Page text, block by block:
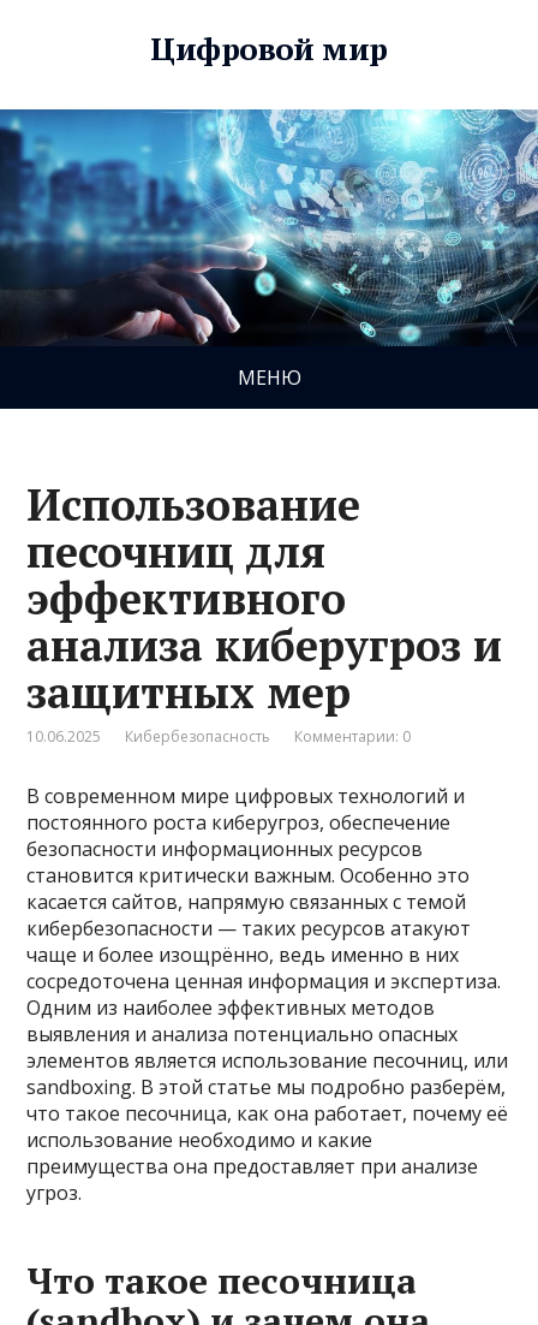
Цифровой мир
МЕНЮ
Использование
песочниц для
эффективного
анализа киберугроз и
защитных мер
10.06.2025 Кибербезопасность Комментарии: 0
В современном мире цифровых технологий и
постоянного роста киберугроз, обеспечение
безопасности информационных ресурсов
становится критически важным. Особенно это
касается сайтов, напрямую связанных с темой
кибербезопасности — таких ресурсов атакуют
чаще и более изощрённо, ведь именно в них
сосредоточена ценная информация и экспертиза.
Одним из наиболее эффективных методов
выявления и анализа потенциально опасных
элементов является использование песочниц, или
sandboxing. В этой статье мы подробно разберём,
что такое песочница, как она работает, почему её
использование необходимо и какие
преимущества она предоставляет при анализе
угроз.
Что такое песочница